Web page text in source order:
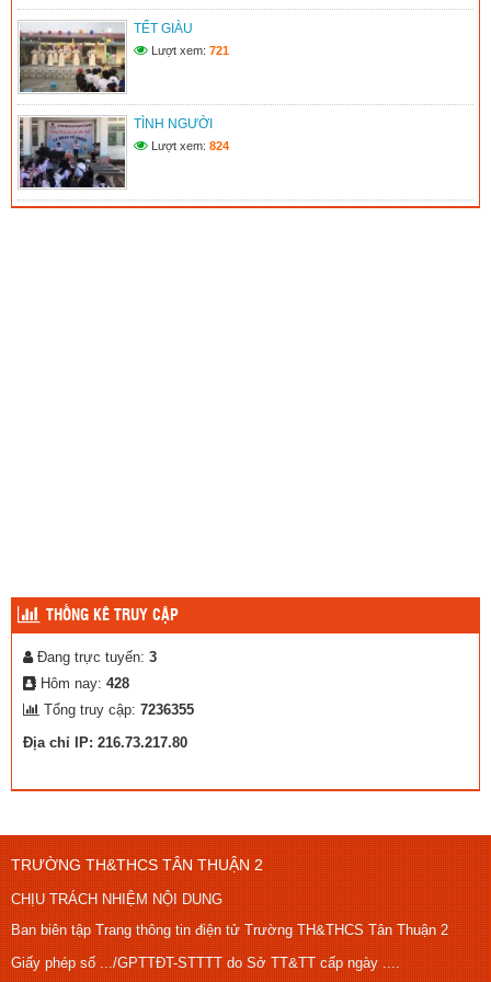
TẾT GIÀU
Lượt xem: 721
TÌNH NGƯỜI
Lượt xem: 824
THỐNG KÊ TRUY CẬP
Đang trực tuyến: 3
Hôm nay: 428
Tổng truy cập: 7236355
Địa chỉ IP: 216.73.217.80
TRƯỜNG TH&THCS TÂN THUẬN 2
CHỊU TRÁCH NHIỆM NỘI DUNG
Ban biên tập Trang thông tin điện tử Trường TH&THCS Tân Thuận 2
Giấy phép số .../GPTTĐT-STTTT do Sở TT&TT cấp ngày ....